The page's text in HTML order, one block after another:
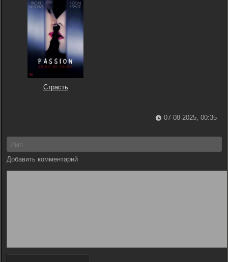
Страсть
07-08-2025, 00:35
Добавить комментарий